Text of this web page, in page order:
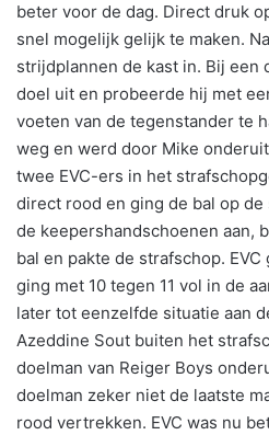
beter voor de dag. Direct druk
snel mogelijk gelijk te maken.
strijdplannen de kast in. Bij een
doel uit en probeerde hij met
voeten van de tegenstander te
weg en werd door Mike
twee EVC-ers in het
direct rood en ging de bal op
de keepershandschoenen aan,
bal en pakte de strafschop.
ging met 10 tegen 11 vol in de
later tot eenzelfde situatie aan
Azeddine Sout buiten het
doelman van Reiger Boys
doelman zeker niet de laatste
rood vertrekken. EVC was nu